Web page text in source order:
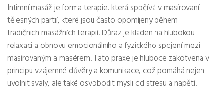
Intimní masáž je forma terapie, která spočívá v masírovaní
tělesných partií, které jsou často opomíjeny během
tradičních masážních terapií. Důraz je kladen na hlubokou
relaxaci a obnovu emocionálního a fyzického spojení mezi
masírovaným a masérem. Tato praxe je hluboce zakotvena v
principu vzájemné důvěry a komunikace, což pomáhá nejen
uvolnit svaly, ale také osvobodit mysli od stresu a napětí.